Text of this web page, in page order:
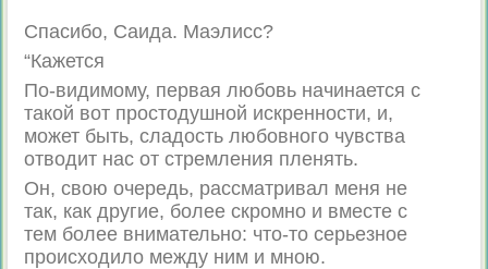
Спасибо, Саида. Маэлисс?
“Кажется
По-видимому, первая любовь начинается с
такой вот простодушной искренности, и,
может быть, сладость любовного чувства
отводит нас от стремления пленять.
Он, свою очередь, рассматривал меня не
так, как другие, более скромно и вместе с
тем более внимательно: что-то серьезное
происходило между ним и мною.